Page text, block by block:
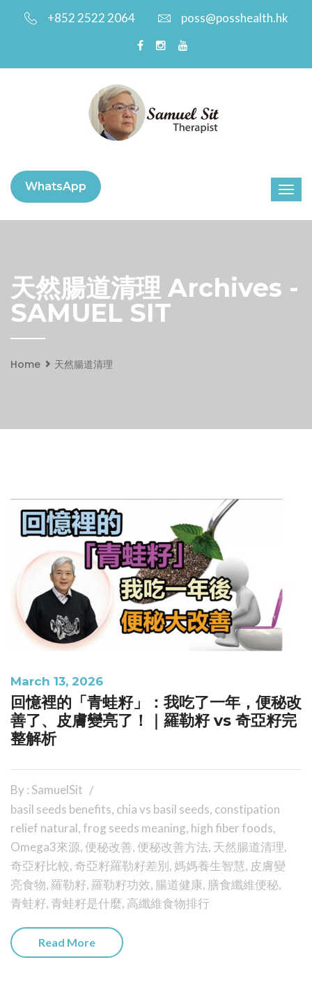
+852 2522 2064 poss@posshealth.hk
WhatsApp
天然腸道清理 Archives -
SAMUEL SIT
Home 天然腸道清理
March 13, 2026
回憶裡的「青蛙籽」：我吃了一年，便秘改
善了、皮膚變亮了！｜羅勒籽 vs 奇亞籽完
整解析
By : SamuelSit
basil seeds benefits, chia vs basil seeds, constipation
relief natural,frog seeds meaning, high fiber foods,
Omega3來源,便秘改善,便秘改善方法, 天然腸道清理,
奇亞籽比較,奇亞籽羅勒籽差別, 媽媽養生智慧, 皮膚變
亮食物, 羅勒籽, 羅勒籽功效, 腸道健康, 膳食纖維便秘,
青蛙籽,青蛙籽是什麼, 高纖維食物排行
Read More